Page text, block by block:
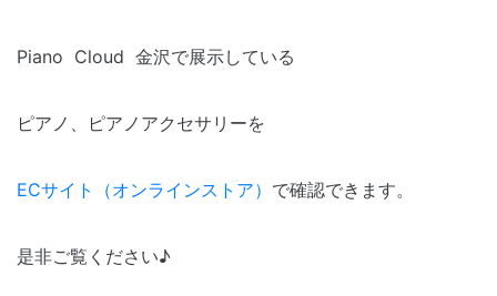
Piano Cloud 金沢で展示している
ピアノ、ピアノアクセサリーを
ECサイト（オンラインストア） で確認できます。
是非ご覧ください♪